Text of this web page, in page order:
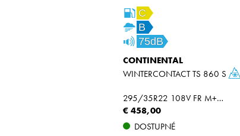
C
B
75dB
CONTINENTAL
WINTERCONTACT TS 860 S
295/35R22 108V FR M+S NE0 XL
€ 458,00
DOSTUPNÉ